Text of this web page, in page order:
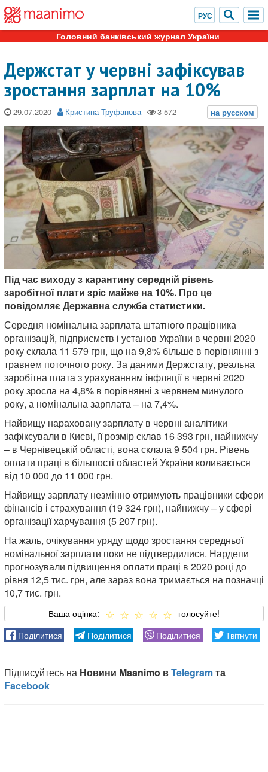
Головний банківський журнал України
Держстат у червні зафіксував
зростання зарплат на 10%
29.07.2020 Кристина Труфанова
Під час виходу з карантину середній рівень
заробітної плати зріс майже на 10%. Про це
повідомляє Державна служба статистики.
Середня номінальна зарплата штатного працівника
організацій, підприємств і установ України в червні 2020
року склала 11 579 грн, що на 9,8% більше в порівнянні з
травнем поточного року. За даними Держстату, реальна
заробітна плата з урахуванням інфляції в червні 2020
року зросла на 4,8% в порівнянні з червнем минулого
року, а номінальна зарплата – на 7,4%.
Найвищу нараховану зарплату в червні аналітики
зафіксували в Києві, її розмір склав 16 393 грн, найнижчу
– в Чернівецькій області, вона склала 9 504 грн. Рівень
оплати праці в більшості областей України коливається
від 10 000 до 11 000 грн.
Найвищу зарплату незмінно отримують працівники сфери
фінансів і страхування (19 324 грн), найнижчу – у сфері
організації харчування (5 207 грн).
На жаль, очікування уряду щодо зростання середньої
номінальної зарплати поки не підтвердилися. Нардепи
прогнозували підвищення оплати праці в 2020 році до
рівня 12,5 тис. грн, але зараз вона тримається на позначці
10,7 тис. грн.